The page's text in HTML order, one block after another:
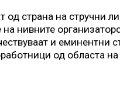
страна на стручни
нивните
и еминентни
од областа